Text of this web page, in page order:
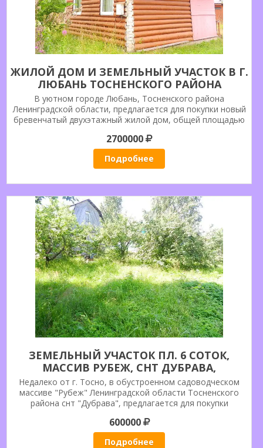
ЖИЛОЙ ДОМ И ЗЕМЕЛЬНЫЙ УЧАСТОК В Г.
ЛЮБАНЬ ТОСНЕНСКОГО РАЙОНА
ЛЕНИНГРАДСКОЙ ОБЛАСТИ.
В уютном городе Любань, Тосненского района
Ленинградской области, предлагается для покупки новый
бревенчатый двухэтажный жилой дом, общей площадью
2700000
Подробнее
ЗЕМЕЛЬНЫЙ УЧАСТОК ПЛ. 6 СОТОК,
МАССИВ РУБЕЖ, СНТ ДУБРАВА,
ТОСНЕНСКИЙ РАЙОН.
Недалеко от г. Тосно, в обустроенном садоводческом
массиве "Рубеж" Ленинградской области Тосненского
района снт "Дубрава", предлагается для покупки
47:26:0722004:83, со строением.
600000
Подробнее